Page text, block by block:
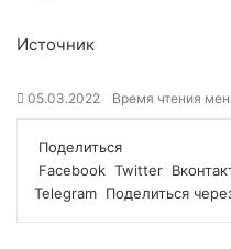
Источник
05.03.2022 Время чтения
Поделиться
Facebook Twitter
Telegram Поделиться